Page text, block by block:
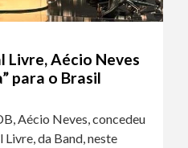
Livre, Aécio Neves
para o Brasil
Aécio Neves, concedeu
da Band, neste